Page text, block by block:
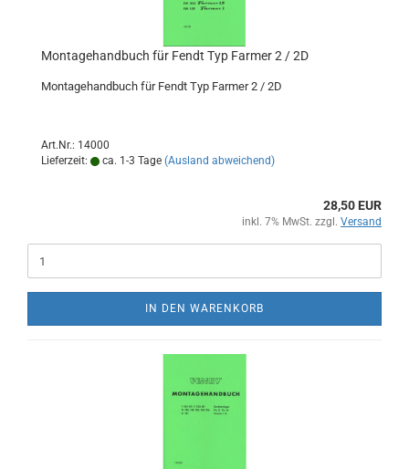
Montagehandbuch für Fendt Typ Farmer 2 / 2D
Montagehandbuch für Fendt Typ Farmer 2 / 2D
Art.Nr.: 14000
Lieferzeit:
ca. 1-3 Tage (Ausland abweichend)
28,50 EUR
inkl. 7% MwSt. zzgl. Versand
IN DEN WARENKORB